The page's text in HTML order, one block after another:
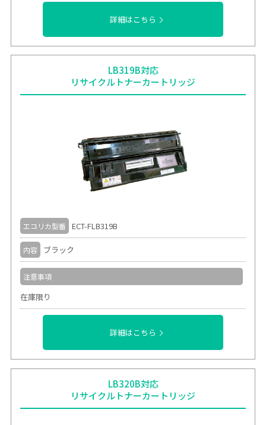
詳細はこちら
LB319B対応
リサイクルトナーカートリッジ
エコリカ型番 ECT-FLB319B
内容 ブラック
注意事項
在庫限り
詳細はこちら
LB320B対応
リサイクルトナーカートリッジ